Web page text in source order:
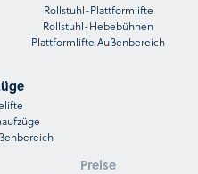
Rollstuhl-Plattformlifte
Rollstuhl-Hebebühnen
Plattformlifte Außenbereich
Preise